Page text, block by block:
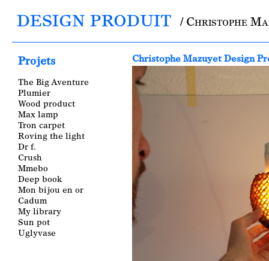
DESIGN PRODUIT / Christophe
Christophe Mazuyet Design
Projets
The Big Aventure
Plumier
Wood product
Max lamp
Tron carpet
Roving the light
Dr f.
Crush
Mmebo
Deep book
Mon bijou en or
Cadum
My library
Sun pot
Uglyvase